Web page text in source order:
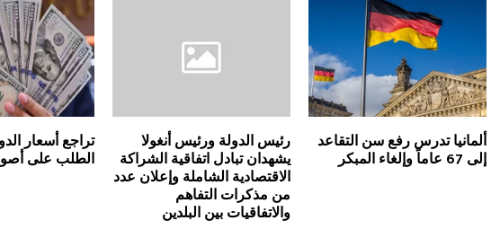
ألمانيا تدرس رفع سن التقاعد
إلى 67 عاماً وإلغاء المبكر
رئيس الدولة ورئيس أنغولا
يشهدان تبادل اتفاقية الشراكة
الاقتصادية الشاملة وإعلان عدد
من مذكرات التفاهم
والاتفاقيات بين البلدين
تراجع أسعار
الطلب على